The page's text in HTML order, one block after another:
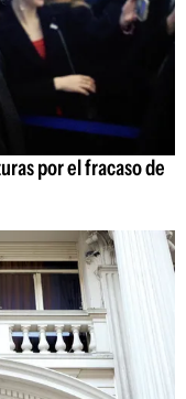
por el fracaso de